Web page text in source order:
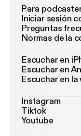
Para
Iniciar sesión
Preguntas
Normas de la
Escuchar en
Escuchar en
Escuchar en la
Instagram
Tiktok
Youtube